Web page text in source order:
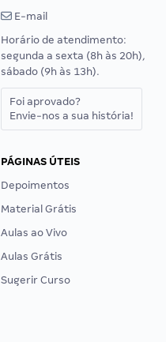
E-mail
Horário de atendimento:
segunda a sexta (8h às 20h),
sábado (9h às 13h).
Foi aprovado?
Envie-nos a sua história!
PÁGINAS ÚTEIS
Depoimentos
Material Grátis
Aulas ao Vivo
Aulas Grátis
Sugerir Curso